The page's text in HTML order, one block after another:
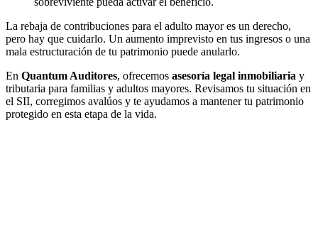
La rebaja de contribuciones para el adulto mayor es un derecho,
pero hay que cuidarlo. Un aumento imprevisto en tus ingresos o una
mala estructuración de tu patrimonio puede anularlo.
En Quantum Auditores, ofrecemos asesoría legal inmobiliaria y
tributaria para familias y adultos mayores. Revisamos tu situación en
el SII, corregimos avalúos y te ayudamos a mantener tu patrimonio
protegido en esta etapa de la vida.